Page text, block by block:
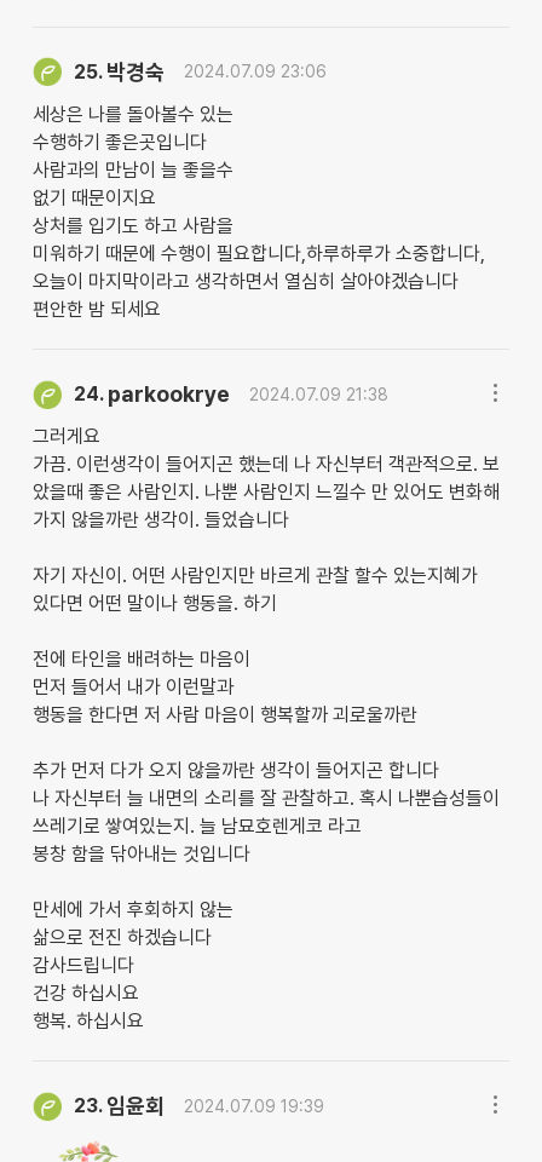
25. 박경숙 2024.07.09 23:06
세상은 나를 돌아볼수 있는
수행하기 좋은곳입니다
사람과의 만남이 늘 좋을수
없기 때문이지요
상처를 입기도 하고 사람을
미워하기 때문에 수행이 필요합니다,하루하루가 소중합니다,
오늘이 마지막이라고 생각하면서 열심히 살아야겠습니다
편안한 밤 되세요
24. parkookrye 2024.07.09 21:38
그러게요
가끔. 이런생각이 들어지곤 했는데 나 자신부터 객관적으로. 보
았을때 좋은 사람인지. 나뿐 사람인지 느낄수 만 있어도 변화해
가지 않을까란 생각이. 들었습니다
자기 자신이. 어떤 사람인지만 바르게 관찰 할수 있는지혜가
있다면 어떤 말이나 행동을. 하기
전에 타인을 배려하는 마음이
먼저 들어서 내가 이런말과
행동을 한다면 저 사람 마음이 행복할까 괴로울까란
추가 먼저 다가 오지 않을까란 생각이 들어지곤 합니다
나 자신부터 늘 내면의 소리를 잘 관찰하고. 혹시 나뿐습성들이
쓰레기로 쌓여있는지. 늘 남묘호렌게코 라고
봉창 함을 닦아내는 것입니다
만세에 가서 후회하지 않는
삶으로 전진 하겠습니다
감사드립니다
건강 하십시요
행복. 하십시요
23. 임윤회 2024.07.09 19:39